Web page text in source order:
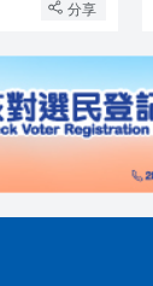
分享